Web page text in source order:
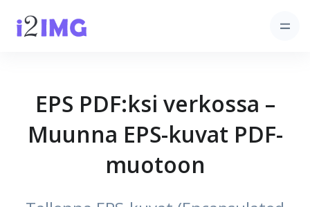
EPS PDF:ksi verkossa –
Muunna EPS-kuvat PDF-
muotoon